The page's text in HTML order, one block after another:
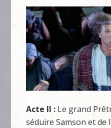
Acte II : Le grand
séduire Samson et de